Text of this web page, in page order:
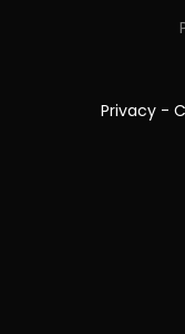
Privacy-